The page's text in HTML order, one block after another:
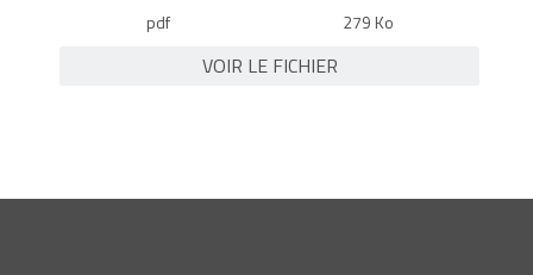
pdf
279 Ko
VOIR LE FICHIER